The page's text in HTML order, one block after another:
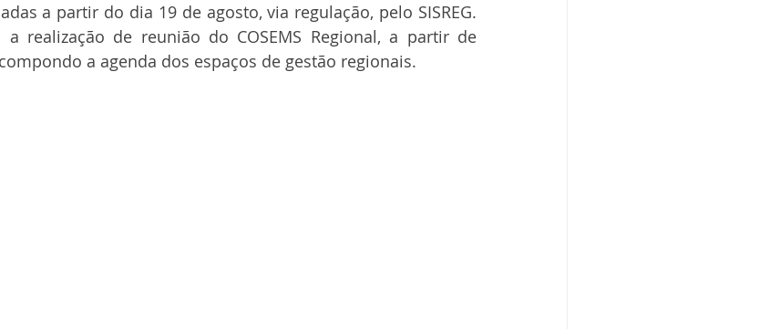
a partir do dia 19 de agosto, via regulação, pelo SISREG.
realização de reunião do COSEMS Regional, a partir de
a agenda dos espaços de gestão regionais.